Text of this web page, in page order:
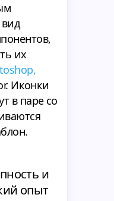
их
Иконки
в паре со
и
опыт